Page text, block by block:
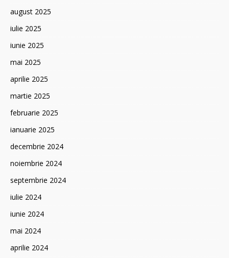
august 2025
iulie 2025
iunie 2025
mai 2025
aprilie 2025
martie 2025
februarie 2025
ianuarie 2025
decembrie 2024
noiembrie 2024
septembrie 2024
iulie 2024
iunie 2024
mai 2024
aprilie 2024